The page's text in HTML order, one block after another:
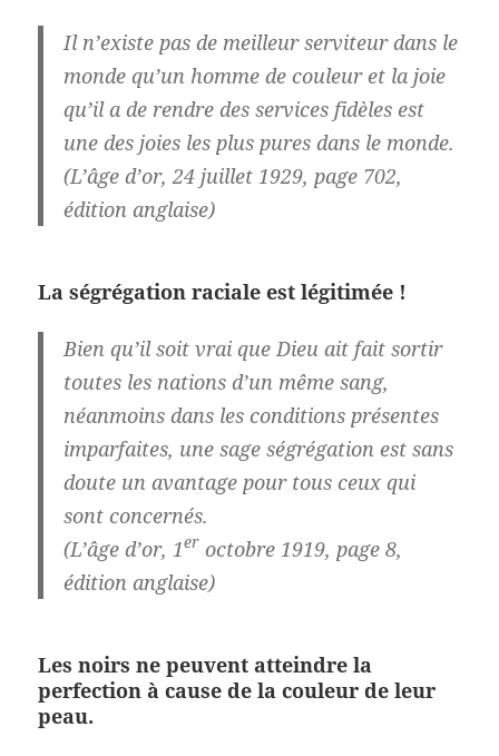
Il n’existe pas de meilleur serviteur dans le
monde qu’un homme de couleur et la joie
qu’il a de rendre des services fidèles est
une des joies les plus pures dans le monde.
(L’âge d’or, 24 juillet 1929, page 702,
édition anglaise)
La ségrégation raciale est légitimée !
Bien qu’il soit vrai que Dieu ait fait sortir
toutes les nations d’un même sang,
néanmoins dans les conditions présentes
imparfaites, une sage ségrégation est sans
doute un avantage pour tous ceux qui
sont concernés.
(L’âge d’or, 1eroctobre 1919, page 8,
édition anglaise)
Les noirs ne peuvent atteindre la
perfection à cause de la couleur de leur
peau.